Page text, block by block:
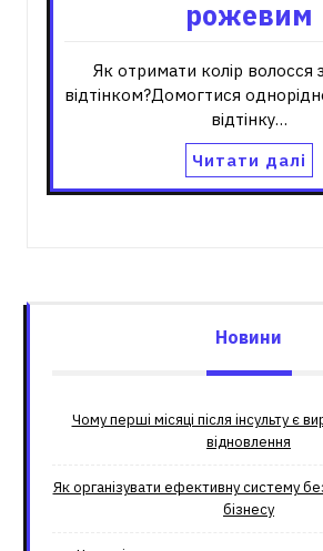
рожевим
Як отримати колір волосся
відтінком?Домогтися
відтінку…
Читати далі
Новини
Чому перші місяці після інсульту є
відновлення
Як організувати ефективну систему
бізнесу